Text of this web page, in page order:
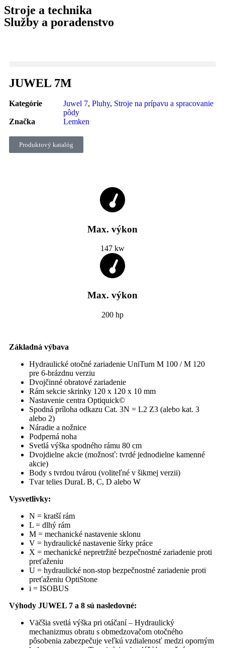
Stroje a technika
Služby a poradenstvo
JUWEL 7M
Kategórie Juwel 7, Pluhy, Stroje na prípavu a spracovanie
pôdy
Značka
Lemken
Produktový katalóg
Max. výkon
147 kw
Max. výkon
200 hp
Základná výbava
Hydraulické otočné zariadenie UniTurn M 100 / M 120
pre 6-brázdnu verziu
Dvojčinné obratové zariadenie
Rám sekcie skrinky 120 x 120 x 10 mm
Nastavenie centra Optiquick©
Spodná príloha odkazu Cat. 3N = L2 Z3 (alebo kat. 3
alebo 2)
Náradie a nožnice
Podperná noha
Svetlá výška spodného rámu 80 cm
Dvojdielne akcie (možnosť: tvrdé jednodielne kamenné
akcie)
Body s tvrdou tvárou (voliteľné v šikmej verzii)
Tvar telies DuraL B, C, D alebo W
Vysvetlivky:
N = kratší rám
L = dlhý rám
M = mechanické nastavenie sklonu
V = hydraulické nastavenie šírky práce
X = mechanické nepretržité bezpečnostné zariadenie proti
preťaženiu
U = hydraulické non-stop bezpečnostné zariadenie proti
preťaženiu OptiStone
i = ISOBUS
Výhody JUWEL 7 a 8 sú nasledovné:
Väčšia svetlá výška pri otáčaní – Hydraulický
mechanizmus obratu s obmedzovačom otočného
pôsobenia zabezpečuje veľkú vzdialenosť medzi oporným